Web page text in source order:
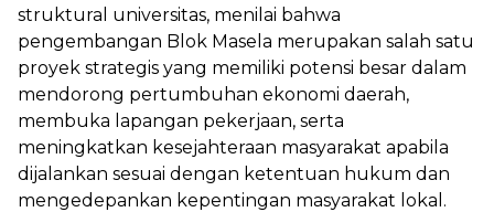
struktural universitas, menilai bahwa
pengembangan Blok Masela merupakan salah satu
proyek strategis yang memiliki potensi besar dalam
mendorong pertumbuhan ekonomi daerah,
membuka lapangan pekerjaan, serta
meningkatkan kesejahteraan masyarakat apabila
dijalankan sesuai dengan ketentuan hukum dan
mengedepankan kepentingan masyarakat lokal.